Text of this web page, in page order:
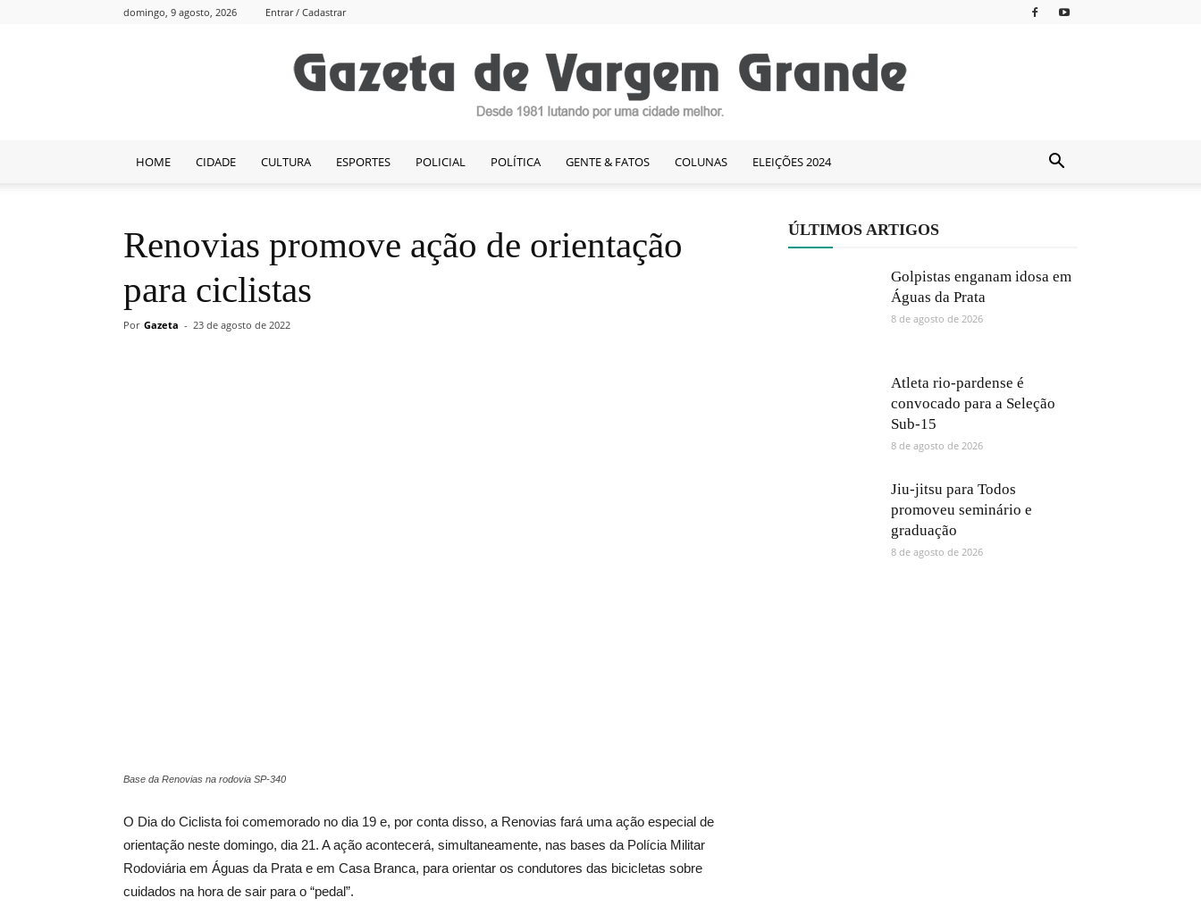
domingo, 9 agosto, 2026 Entrar / Cadastrar
HOME CIDADE CULTURA ESPORTES POLICIAL POLÍTICA GENTE & FATOS COLUNAS ELEIÇÕES 2024
Renovias promove ação de orientação
para ciclistas
Por Gazeta - 23 de agosto de 2022
Base da Renovias na rodovia SP-340
O Dia do Ciclista foi comemorado no dia 19 e, por conta disso, a Renovias fará uma ação especial de
orientação neste domingo, dia 21. A ação acontecerá, simultaneamente, nas bases da Polícia Militar
Rodoviária em Águas da Prata e em Casa Branca, para orientar os condutores das bicicletas sobre
cuidados na hora de sair para o “pedal”.
ÚLTIMOS ARTIGOS
Golpistas enganam idosa em
Águas da Prata
8 de agosto de 2026
Atleta rio-pardense é
convocado para a Seleção
Sub-15
8 de agosto de 2026
Jiu-jitsu para Todos
promoveu seminário e
graduação
8 de agosto de 2026